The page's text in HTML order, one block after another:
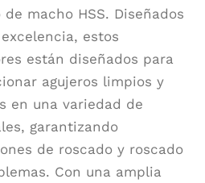
macho HSS. Diseñados
estos
están diseñados para
agujeros limpios y
en una variedad de
garantizando
de roscado y roscado
Con una amplia